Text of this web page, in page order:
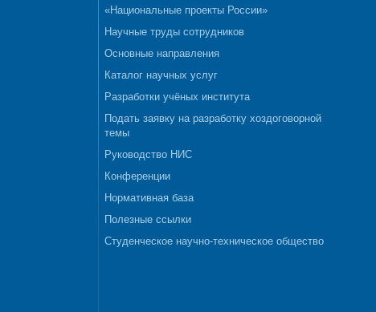
«Национальные проекты России»
Научные труды сотрудников
Основные направления
Каталог научных услуг
Разработки учёных института
Подать заявку на разработку хоздоговорной
темы
Руководство НИС
Конференции
Нормативная база
Полезные ссылки
Студенческое научно-техническое общество